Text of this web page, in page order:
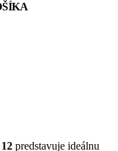
predstavuje ideálnu